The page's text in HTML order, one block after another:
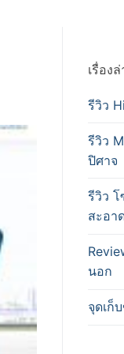
เรื่อง
รีวิว
รีวิว
ปิศาจ
รีวิว โ
สะอา
นอก
จุดเก็